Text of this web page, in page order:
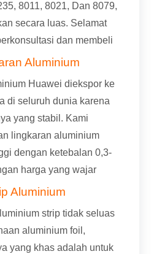
8011, 8021, Dan 8079,
secara luas. Selamat
dan membeli
Aluminium
Huawei diekspor ke
di seluruh dunia karena
yang stabil. Kami
lingkaran aluminium
dengan ketebalan 0,3-
harga yang wajar
Aluminium
strip tidak seluas
aluminium foil,
yang khas adalah untuk